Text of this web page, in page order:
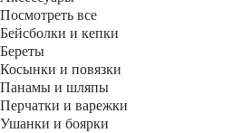
Посмотреть все
Бейсболки и кепки
Береты
Косынки и повязки
Панамы и шляпы
Перчатки и варежки
Ушанки и боярки